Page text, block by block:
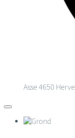
Asse 4650 Herve